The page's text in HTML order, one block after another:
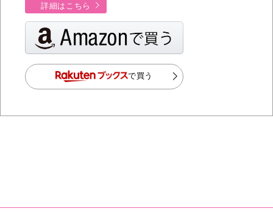
詳細はこちら
で買う